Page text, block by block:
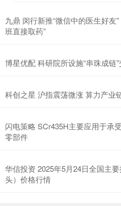
九鼎 闵行新推“微信中的医生好友
班直接取药”
博星优配 科研院所设施“串珠成链
科创之星 沪指震荡微涨 算力产业
闪电策略 SCr435H主要应用于承
零部件
华信投资 2025年5月24日全国主
头）价格行情